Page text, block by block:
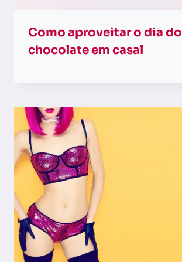
Como aproveitar o dia do
chocolate em casal